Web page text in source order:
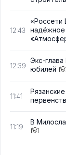
12:43
«Россети
надёжное
12:39
Экс-
юбилей
11:41
11:19
В